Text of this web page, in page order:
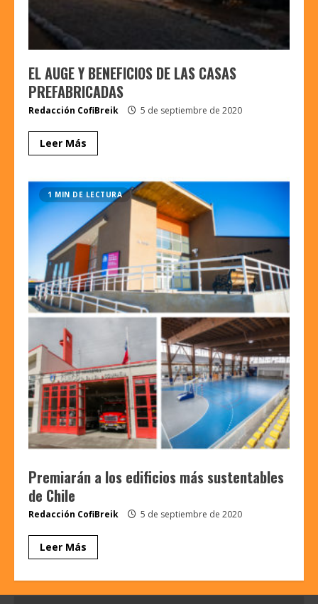
EL AUGE Y BENEFICIOS DE LAS CASAS
PREFABRICADAS
Redacción CofiBreik 5 de septiembre de 2020
Leer Más
1 MIN DE LECTURA
Premiarán a los edificios más sustentables
de Chile
Redacción CofiBreik 5 de septiembre de 2020
Leer Más